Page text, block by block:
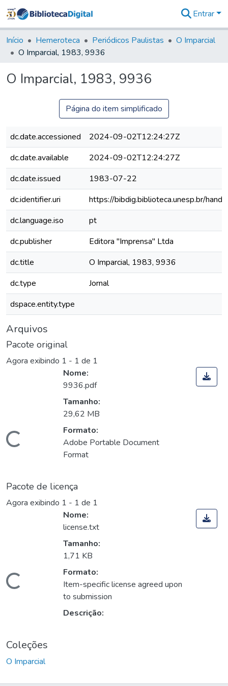
&
Coleções
Tudo na
Digital
Entrar
Início Hemeroteca Periódicos Paulistas
O Imparcial
O Imparcial, 1983, 9936
O Imparcial, 1983, 9936
Página do item simplificado
dc.date.accessioned
2024-09-02T12:24:27Z
dc.date.available
2024-09-02T12:24:27Z
dc.date.issued
1983-07-22
dc.identifier.uri
https://bibdig.biblioteca.unesp.br/
dc.language.iso
pt
dc.publisher
Editora "Imprensa" Ltda
dc.title
O Imparcial, 1983, 9936
dc.type
Jornal
dspace.entity.type
Arquivos
Pacote original
Agora exibindo 1 - 1 de 1
Carregando...
Nome:
9936.pdf
Tamanho:
29,62 MB
Formato:
Adobe Portable Document
Format
Pacote de licença
Agora exibindo 1 - 1 de 1
Carregando...
Nome:
license.txt
Tamanho:
1,71 KB
Formato:
Item-specific license agreed upon
to submission
Descrição:
Coleções
O Imparcial